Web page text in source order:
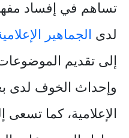
تساهم في إفساد
لدى الجماهير
إلى تقديم
وإحداث الخوف لدى
الإعلامية، كما تسعى